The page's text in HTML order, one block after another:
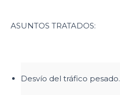
ASUNTOS TRATADOS:
Desvío del tráfico pesado.